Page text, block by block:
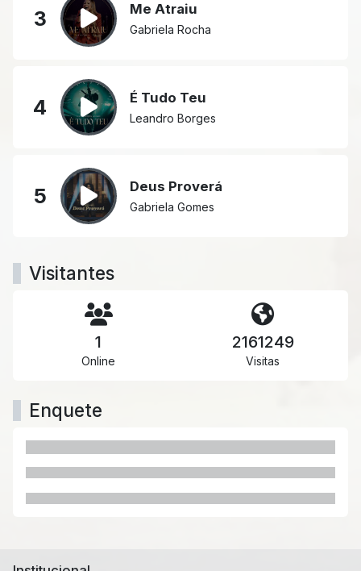
3 Me Atraiu
Gabriela Rocha
4 É Tudo Teu
Leandro Borges
5 Deus Proverá
Gabriela Gomes
Visitantes
1
Online
2161249
Visitas
Enquete